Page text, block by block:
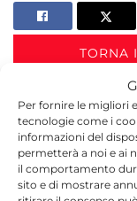
Per fornire le migliori
tecnologie come i
informazioni del
permetterà a noi e ai
il comportamento
sito e di mostrare
TORNA